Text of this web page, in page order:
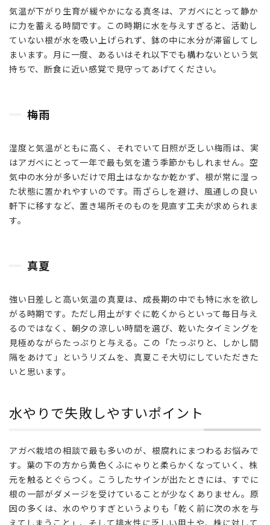
水
や
り
で
失
敗
す
イ
ン
ト
4
店
長
気温が下がり生育が緩やかになる真冬は、アガベにとって静か
に力を蓄える時間です。この時期に水を与えすぎると、活動し
ていない根が水を吸い上げられず、鉢の中に水分が滞留してし
まいます。月に一度、あるいはそれ以下でも構わないという気
持ちで、断食に近い感覚で見守ってあげてください。
梅雨
湿度と気温がともに高く、それでいて日照が乏しい梅雨は、実
はアガベにとって一年で最も気を遣う季節かもしれません。空
気中の水分が多いだけで用土はなかなか乾かず、根が常に湿っ
た状態に置かれやすいのです。雨ざらしを避け、風通しの良い
軒下に移すなど、置き場所そのものを見直す工夫が求められま
す。
真夏
強い日差しと高い気温の真夏は、成長期の中でも特に水を欲し
がる時期です。ただし用土がすぐに乾くからといって毎日与え
るのではなく、朝夕の涼しい時間を選び、乾いたタイミングを
見極めながらたっぷりと与える。この「たっぷりと、しかし間
隔をあけて」というリズムを、真夏こそ大切にしていただきた
いと思います。
水やりで失敗しやすいポイント
アガベ栽培の相談で最も多いのが、根腐れにまつわるお悩みで
す。葉の下の方から黄色くふにゃりと柔らかくなっていく、株
元を触るとぐらつく。こうしたサインが出たときには、すでに
根の一部がダメージを受けていることが少なくありません。原
因の多くは、水のやりすぎというよりも「乾く前に次の水を与
えてしまうこと」、そして排水性に乏しい用土や、株に対して